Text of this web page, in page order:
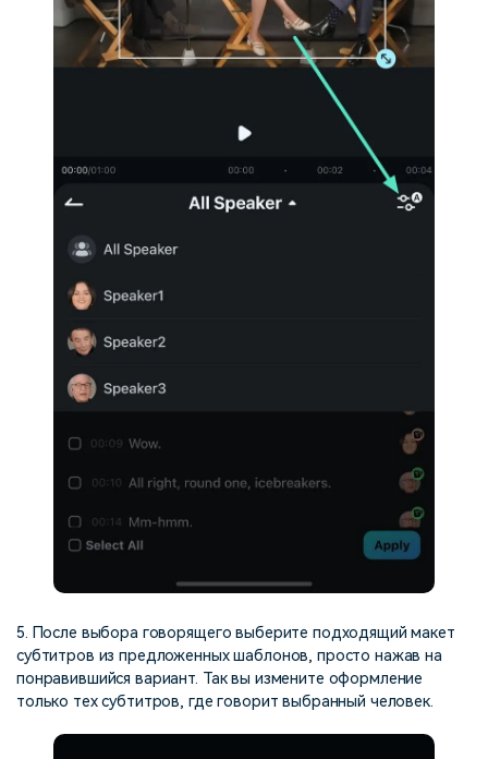
5. После выбора говорящего выберите подходящий макет
субтитров из предложенных шаблонов, просто нажав на
понравившийся вариант. Так вы измените оформление
только тех субтитров, где говорит выбранный человек.